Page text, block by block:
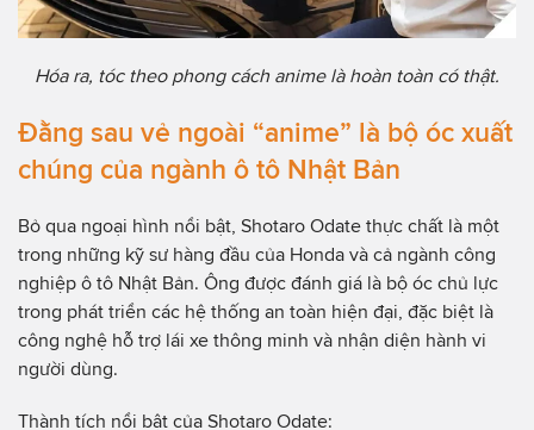
Hóa ra, tóc theo phong cách anime là hoàn toàn có thật.
Đằng sau vẻ ngoài “anime” là bộ óc xuất
chúng của ngành ô tô Nhật Bản
Bỏ qua ngoại hình nổi bật, Shotaro Odate thực chất là một
trong những kỹ sư hàng đầu của Honda và cả ngành công
nghiệp ô tô Nhật Bản. Ông được đánh giá là bộ óc chủ lực
trong phát triển các hệ thống an toàn hiện đại, đặc biệt là
công nghệ hỗ trợ lái xe thông minh và nhận diện hành vi
người dùng.
Thành tích nổi bật của Shotaro Odate: